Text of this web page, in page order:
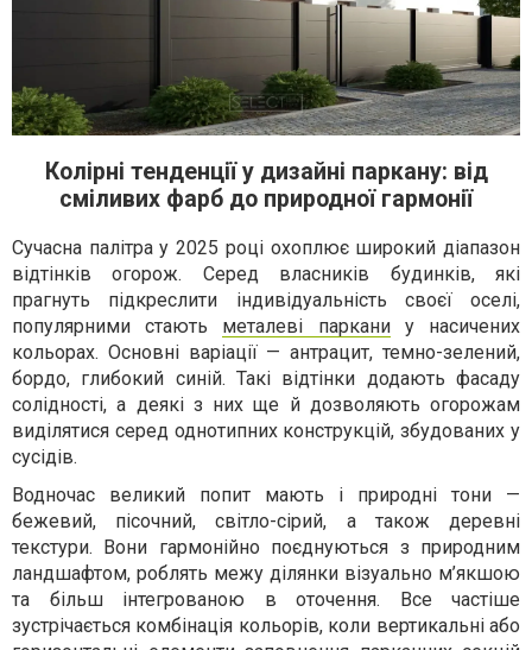
Колірні тенденції у дизайні паркану: від
сміливих фарб до природної гармонії
Сучасна палітра у 2025 році охоплює широкий діапазон
відтінків огорож. Серед власників будинків, які
прагнуть підкреслити індивідуальність своєї оселі,
популярними стають металеві парканиу насичених
кольорах. Основні варіації — антрацит, темно-зелений,
бордо, глибокий синій. Такі відтінки додають фасаду
солідності, а деякі з них ще й дозволяють огорожам
виділятися серед однотипних конструкцій, збудованих у
сусідів.
Водночас великий попит мають і природні тони —
бежевий, пісочний, світло-сірий, а також деревні
текстури. Вони гармонійно поєднуються з природним
ландшафтом, роблять межу ділянки візуально м’якшою
та більш інтегрованою в оточення. Все частіше
зустрічається комбінація кольорів, коли вертикальні або